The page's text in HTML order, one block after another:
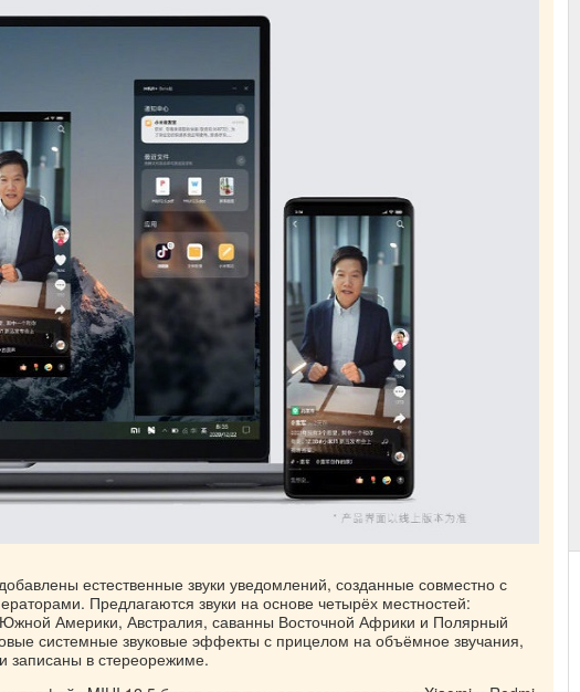
естественные звуки уведомлений, созданные совместно с
Предлагаются звуки на основе четырёх местностей:
Южной Америки, Австралия, саванны Восточной Африки и Полярный
системные звуковые эффекты с прицелом на объёмное звучания,
записаны в стереорежиме.